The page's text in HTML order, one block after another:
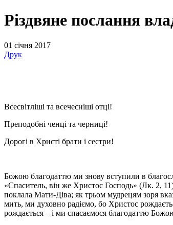
Різдвяне послання
01 січня 2017
Друк
Всесвітліші та всечесніші отці!
Преподобні ченці та черниці!
Дорогі в Христі брати і сестри!
Божою благодаттю ми знову вступили в
«Спаситель, він же Христос Господь» (Лк. 2,
поклала Мати-Діва; як трьом мудрецям зоря
мить, ми духовно радіємо, бо Христос
рождається – і ми спасаємося благодаттю